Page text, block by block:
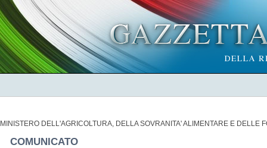
MINISTERO DELL'AGRICOLTURA, DELLA SOVRANITA' ALIMENTARE E DELLE
COMUNICATO